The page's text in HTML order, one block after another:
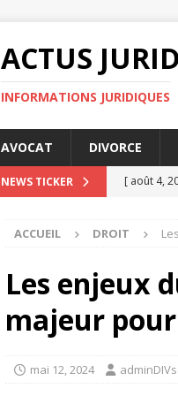
ACTUS
INFORMATIONS JURIDIQUES
AVOCAT DIVORCE
NEWS TICKER [ août 4,
ENTREPRISE
[ août 3,
[ août 6,
ACCUEIL DROIT
Les enjeux
majeur
mai 12, 2024